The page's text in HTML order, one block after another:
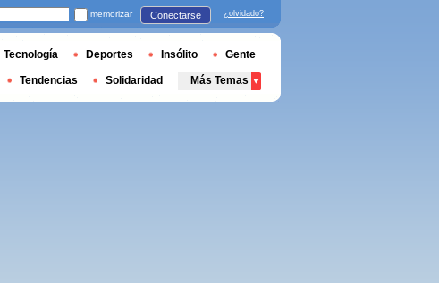
memorizar Conectarse ¿olvidado?
Tecnología Deportes Insólito Gente
Tendencias Solidaridad Más Temas